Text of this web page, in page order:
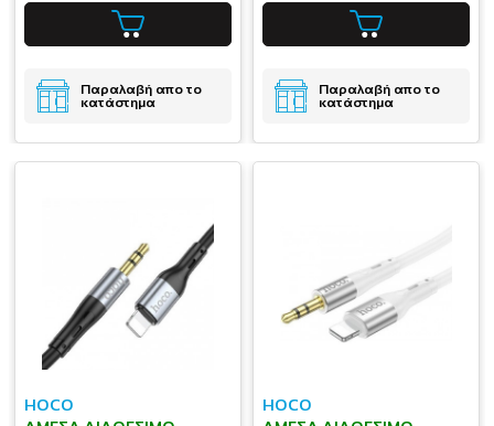
Παραλαβή απο το
κατάστημα
Παραλαβή απο το
κατάστημα
HOCO
HOCO